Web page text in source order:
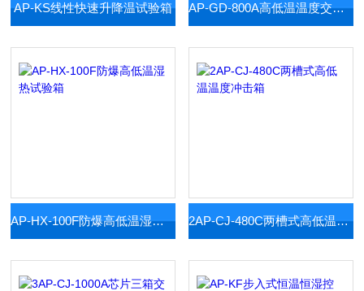
AP-KS线性快速升降温试验箱 AP-GD-800A高低温温度交变试验机
AP-HX-100F防爆高低温湿热试验箱 2AP-CJ-480C两槽式高低温温度冲击箱